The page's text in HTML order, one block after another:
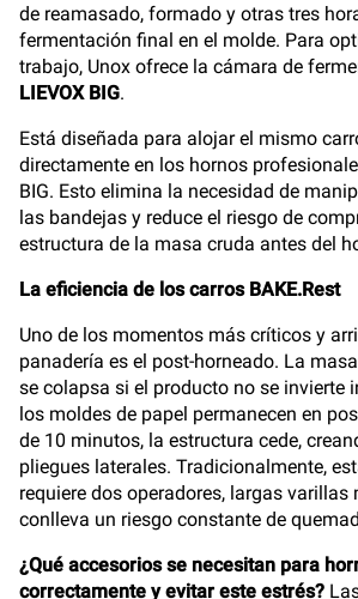
de reamasado, formado y otras tres
fermentación final en el molde. Para
trabajo, Unox ofrece la cámara de
LIEVOX BIG.
Está diseñada para alojar el mismo
directamente en los hornos
BIG. Esto elimina la necesidad de
las bandejas y reduce el riesgo de
estructura de la masa cruda antes del
La eficiencia de los carros BAKE.Rest
Uno de los momentos más críticos y
panadería es el post-horneado. La
se colapsa si el producto no se invierte
los moldes de papel permanecen en
de 10 minutos, la estructura cede,
pliegues laterales. Tradicionalmente,
requiere dos operadores, largas varillas
conlleva un riesgo constante de
¿Qué accesorios se necesitan para
correctamente y evitar este estrés?